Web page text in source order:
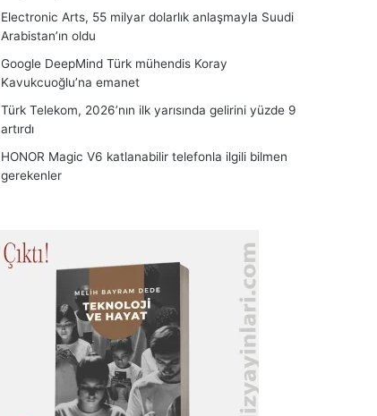
Electronic Arts, 55 milyar dolarlık anlaşmayla Suudi
Arabistan’ın oldu
Google DeepMind Türk mühendis Koray
Kavukcuoğlu’na emanet
Türk Telekom, 2026’nın ilk yarısında gelirini yüzde 9
artırdı
HONOR Magic V6 katlanabilir telefonla ilgili bilmen
gerekenler